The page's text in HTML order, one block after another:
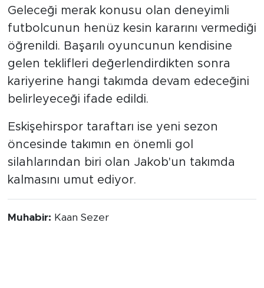
Geleceği merak konusu olan deneyimli
futbolcunun henüz kesin kararını vermediği
öğrenildi. Başarılı oyuncunun kendisine
gelen teklifleri değerlendirdikten sonra
kariyerine hangi takımda devam edeceğini
belirleyeceği ifade edildi.
Eskişehirspor taraftarı ise yeni sezon
öncesinde takımın en önemli gol
silahlarından biri olan Jakob'un takımda
kalmasını umut ediyor.
Muhabir: Kaan Sezer